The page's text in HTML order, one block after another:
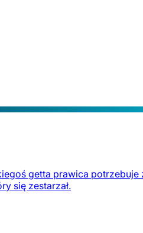
getta prawica potrzebuje
się zestarzał.